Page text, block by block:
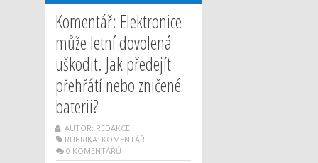
Komentář: Elektronice
může letní dovolená
uškodit. Jak předejít
přehřátí nebo zničené
baterii?
AUTOR: REDAKCE
RUBRIKA: KOMENTÁŘ
0 KOMENTÁŘŮ